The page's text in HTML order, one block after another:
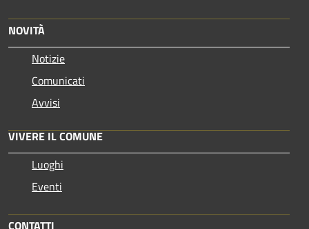
NOVITÀ
Notizie
Comunicati
Avvisi
VIVERE IL COMUNE
Luoghi
Eventi
CONTATTI